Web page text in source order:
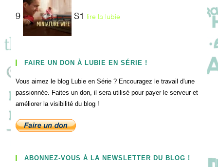
9 S1 lire la lubie
FAIRE UN DON À LUBIE EN SÉRIE !
Vous aimez le blog Lubie en Série ? Encouragez le travail d'une
passionnée. Faites un don, il sera utilisé pour payer le serveur et
améliorer la visibilité du blog !
ABONNEZ-VOUS À LA NEWSLETTER DU BLOG !